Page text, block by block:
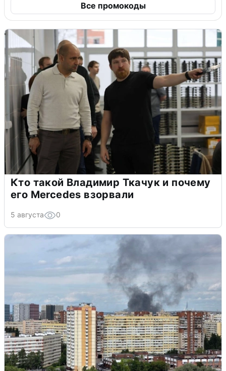
Все промокоды
Кто такой Владимир Ткачук и почему
его Mercedes взорвали
5 августа 0